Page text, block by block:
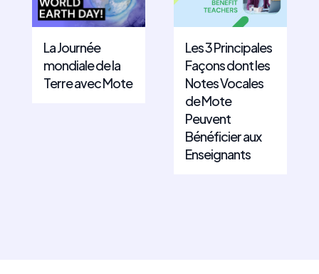
La Journée
mondiale de la
Terre avec Mote
Les 3 Principales
Façons dont les
Notes Vocales
de Mote
Peuvent
Bénéficier aux
Enseignants